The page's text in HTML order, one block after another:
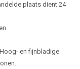
plaats dient 24
en fijnbladige